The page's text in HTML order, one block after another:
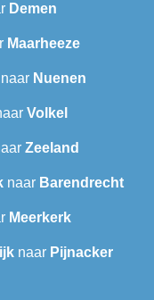
Demen
Maarheeze
naar Nuenen
Volkel
Zeeland
naar Barendrecht
Meerkerk
naar Pijnacker